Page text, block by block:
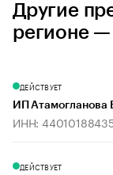
Другие
регионе —
ДЕЙСТВУЕТ
ИП Атамогланова
ИНН:
ДЕЙСТВУЕТ